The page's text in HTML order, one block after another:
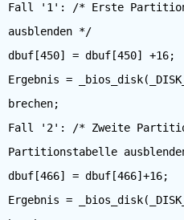
Fall '1': /* Erste
ausblenden */
dbuf[450] = dbuf[450] +16;
Ergebnis =
brechen;
Fall '2': /* Zweite
Partitionstabelle
dbuf[466] = dbuf[466]+16;
Ergebnis =